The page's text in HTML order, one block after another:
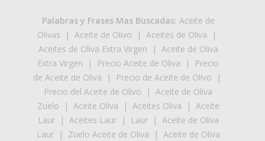
Palabras y Frases Mas Buscadas: Aceite de
Olivas | Aceite de Olivo | Aceites de Oliva |
Aceites de Oliva Extra Virgen | Aceite de Oliva
Extra Virgen | Precio Aceite de Oliva |
Precio
de Aceite de Oliva | Precio de Aceite de Olivo |
Precio del Aceite de Olivo | Aceite de Oliva
Zuelo | Aceite Oliva | Aceites Oliva | Aceite
Laur| Aceites Laur| Laur| Aceite de Oliva
Laur| Zuelo Aceite de Oliva | Aceite de Oliva